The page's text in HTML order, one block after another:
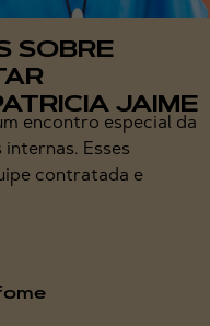
SOBRE
JAIME
encontro especial da
Esses
contratada e